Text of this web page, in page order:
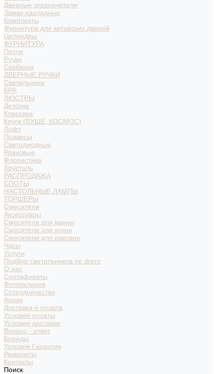
Дверные ограничители
Замки накладные
Комплекты
Фурнитура для китайских дверей
Цилиндры
ФУРНИТУРА
Петли
Ручки
Скобянка
ДВЕРНЫЕ РУЧКИ
Светильники
БРА
ЛЮСТРЫ
Детские
Классика
Круги (БУШЕ, КОСМОС)
Лофт
Подвесы
Светодиодные
Рожковые
Флористика
Хрусталь
РАСПРОДАЖА
СПОТЫ
НАСТОЛЬНЫЕ ЛАМПЫ
ТОРШЕРЫ
Смесители
Аксессуары
Смесители для ванны
Смесители для кухни
Смесители для раковин
Часы
Услуги
Подбор светильников по фото
О нас
Сертификаты
Фотогалерея
Сотрудничество
Акции
Доставка и оплата
Условия оплаты
Условия доставки
Вопрос - ответ
Бренды
Условия Гарантии
Реквизиты
Контакты
Поиск